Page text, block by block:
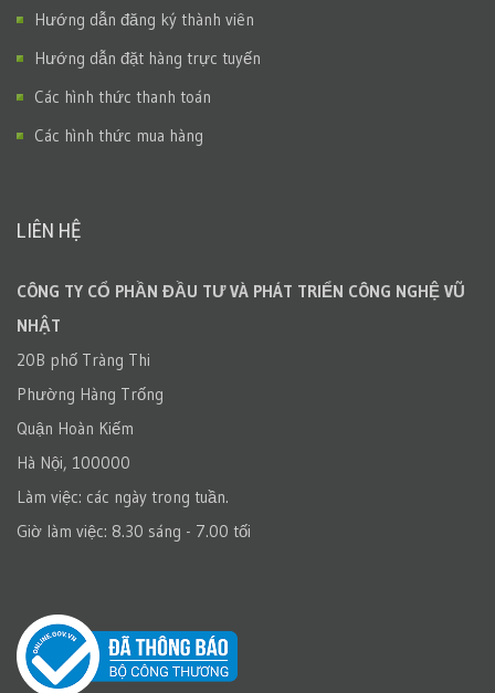
Hướng dẫn đăng ký thành viên
Hướng dẫn đặt hàng trực tuyến
Các hình thức thanh toán
Các hình thức mua hàng
LIÊN HỆ
CÔNG TY CỔ PHẦN ĐẦU TƯ VÀ PHÁT TRIỂN CÔNG NGHỆ VŨ
NHẬT
20B phố Tràng Thi
Phường Hàng Trống
Quận Hoàn Kiếm
Hà Nội, 100000
Làm việc: các ngày trong tuần.
Giờ làm việc: 8.30 sáng - 7.00 tối